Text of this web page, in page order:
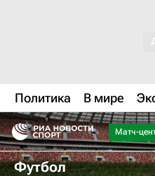
Политика В мире
Матч-
Футбол